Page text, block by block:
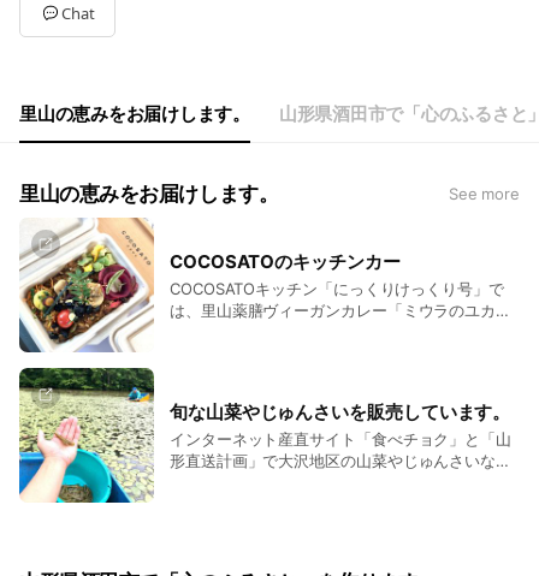
Chat
里山の恵みをお届けします。 山形県酒田市で「心のふるさと
里山の恵みをお届けします。 See more
COCOSATOのキッチンカー
COCOSATOキッチン「にっくりけっくり号」で
は、里山薬膳ヴィーガンカレー「ミウラのユカレ
旬な山菜やじゅんさいを販売しています。
インターネット産直サイト「食べチョク」と「山
形直送計画」で大沢地区の山菜やじゅんさいなど